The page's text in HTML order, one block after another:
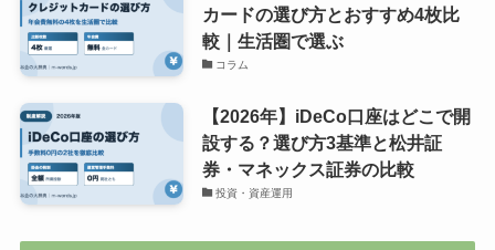
カードの選び方とおすすめ4枚比
較｜生活圏で選ぶ
コラム
【2026年】iDeCo口座はどこで開
設する？選び方3基準と松井証
券・マネックス証券の比較
投資・資産運用